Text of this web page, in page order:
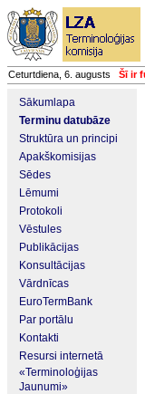
Ceturtdiena, 6. augusts Šī ir
Sākumlapa
Terminu datubāze
Struktūra un principi
Apakškomisijas
Sēdes
Lēmumi
Protokoli
Vēstules
Publikācijas
Konsultācijas
Vārdnīcas
EuroTermBank
Par portālu
Kontakti
Resursi internetā
«Terminoloģijas
Jaunumi»